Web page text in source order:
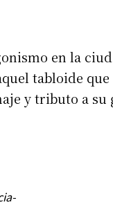
en la
tabloide
y tributo a su